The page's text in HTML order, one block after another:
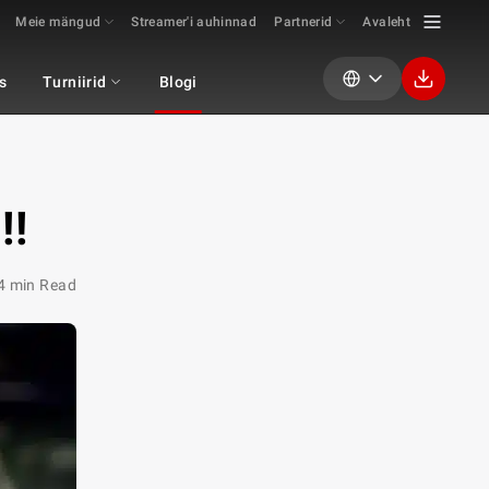
Meie mängud Streamer'i auhinnad Partnerid Avaleht
Turniirid Blogi
min Read